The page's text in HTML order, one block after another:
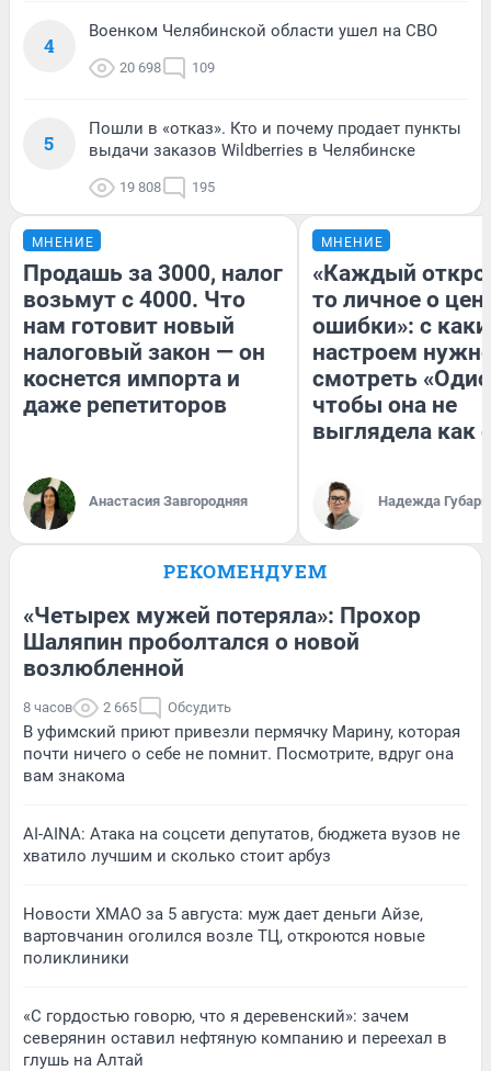
4
Военком Челябинской области ушел на СВО
20 698 109
5
Пошли в «отказ». Кто и почему продает пункты
выдачи заказов Wildberries в Челябинске
19 808 195
МНЕНИЕ
Продашь за 3000, налог
возьмут с 4000. Что
нам готовит новый
налоговый закон — он
коснется импорта и
даже репетиторов
Анастасия Завгородняя
МНЕНИЕ
«Каждый
то личное о
ошибки»: с
настроем
смотреть
чтобы она не
выглядела как
Надежда Губарь
РЕКОМЕНДУЕМ
«Четырех мужей потеряла»: Прохор
Шаляпин проболтался о новой
возлюбленной
8 часов 2 665 Обсудить
В уфимский приют привезли пермячку Марину, которая
почти ничего о себе не помнит. Посмотрите, вдруг она
вам знакома
AI-AINA: Атака на соцсети депутатов, бюджета вузов не
хватило лучшим и сколько стоит арбуз
Новости ХМАО за 5 августа: муж дает деньги Айзе,
вартовчанин оголился возле ТЦ, откроются новые
поликлиники
«С гордостью говорю, что я деревенский»: зачем
северянин оставил нефтяную компанию и переехал в
глушь на Алтай